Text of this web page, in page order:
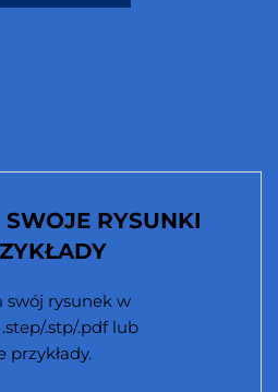
RYSUNKI
swój rysunek w
.stp/.pdf lub
przykłady.